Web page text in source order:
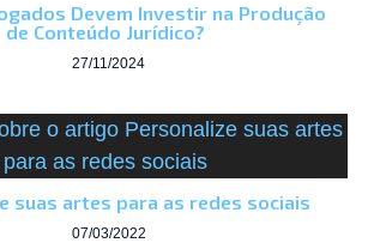
Devem Investir na Produção
de Conteúdo Jurídico?
27/11/2024
suas artes para as redes sociais
07/03/2022